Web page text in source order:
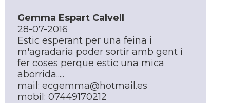
Gemma Espart Calvell
28-07-2016
Estic esperant per una feina i
m'agradaria poder sortir amb gent i
fer coses perque estic una mica
aborrida.....
mail: ecgemma@hotmail.es
mobil: 07449170212